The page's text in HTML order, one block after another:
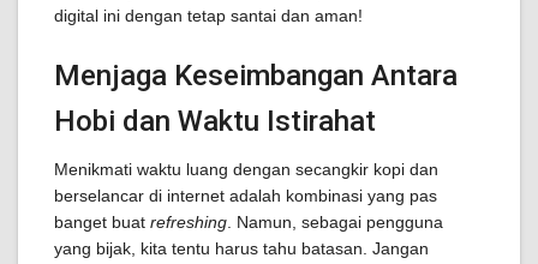
digital ini dengan tetap santai dan aman!
Menjaga Keseimbangan Antara
Hobi dan Waktu Istirahat
Menikmati waktu luang dengan secangkir kopi dan
berselancar di internet adalah kombinasi yang pas
banget buat refreshing . Namun, sebagai pengguna
yang bijak, kita tentu harus tahu batasan. Jangan